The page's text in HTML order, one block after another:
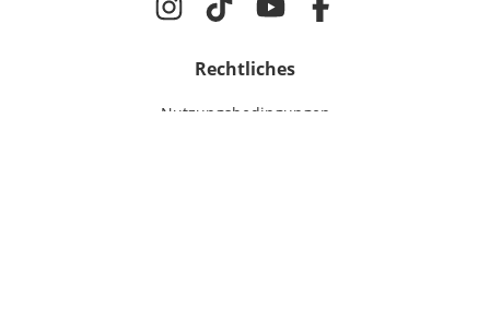
Rechtliches
Nutzungsbedingungen